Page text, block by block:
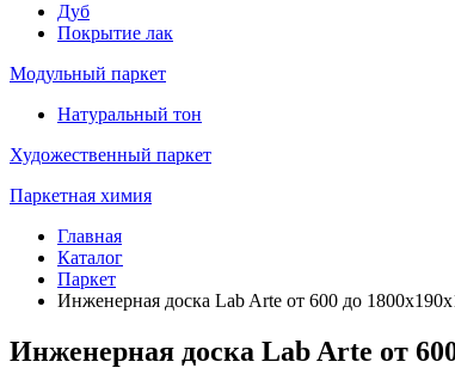
Дуб
Покрытие лак
Модульный паркет
Натуральный тон
Художественный паркет
Паркетная химия
Главная
Каталог
Паркет
Инженерная доска Lab Arte от 600 до
Инженерная доска Lab Arte от